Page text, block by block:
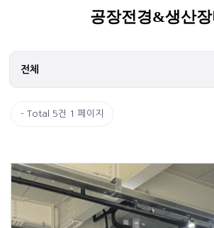
공장전경&생산장
Total 5건 1 페이지